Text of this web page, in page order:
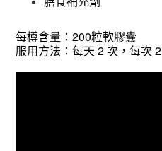
每樽含量： 200粒軟膠囊
服用方法：每天 2 次，每次 2